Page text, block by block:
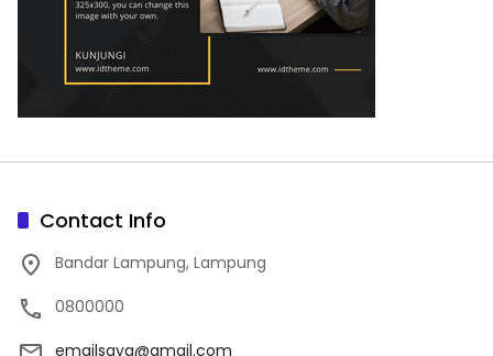
Contact Info
Bandar Lampung, Lampung
0800000
emailsaya@gmail.com